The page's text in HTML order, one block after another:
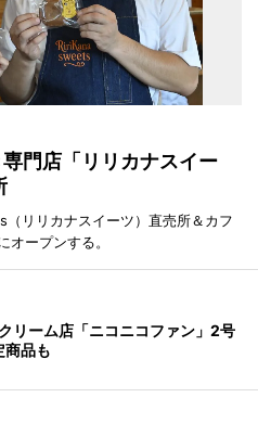
門店「リリカナスイー
リリカナスイーツ）直売所＆カフ
オープンする。
リーム店「ニコニコファン」2号
品も